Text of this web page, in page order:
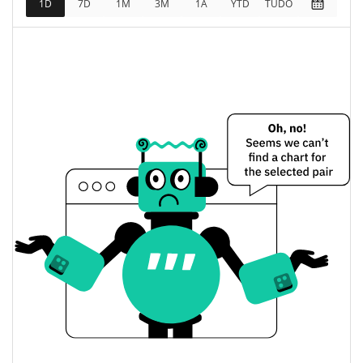
Baixa / Alta de ontem
0.21%
Volume de ontem $5.8052963
Histórico do preço do CLAWBSTER
7 dias Baixa / 7 dias Alta $<0.000001 / $<0.000001
30 dias Baixa / 30 dias
$<0.000001 / $<0.000001
1D 7D 1M 3M 1A YTD TUDO